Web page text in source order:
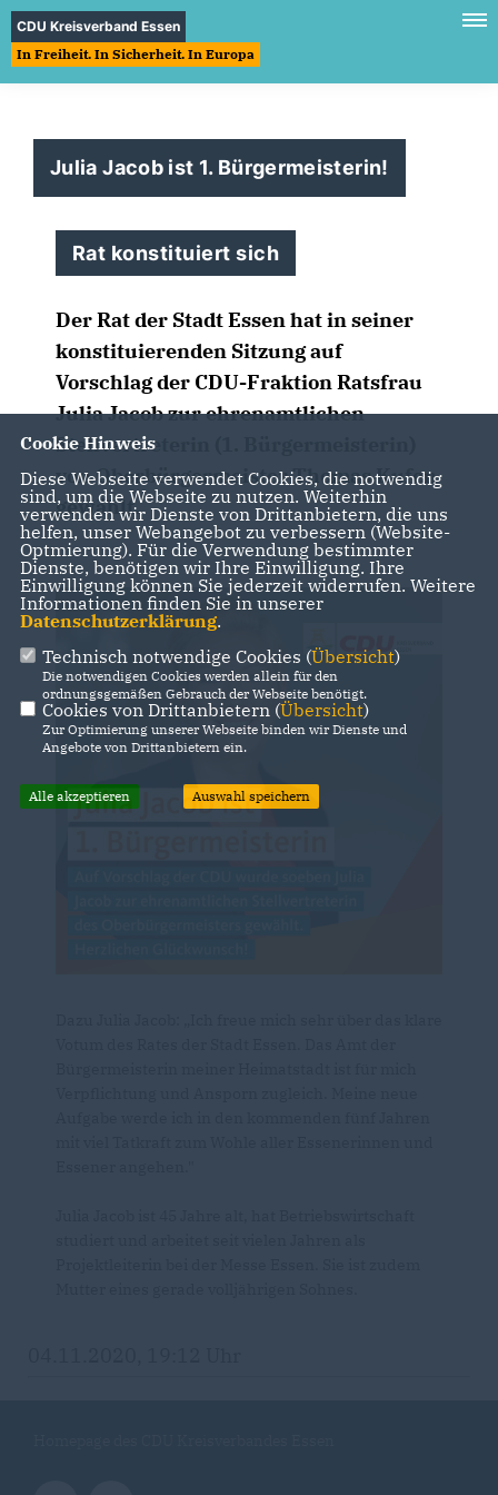
CDU Kreisverband Essen
In Freiheit. In Sicherheit. In Europa
Julia Jacob ist 1. Bürgermeisterin!
Rat konstituiert sich
Der Rat der Stadt Essen hat in seiner
konstituierenden Sitzung auf
Vorschlag der CDU-Fraktion Ratsfrau
Julia Jacob zur ehrenamtlichen
Stellvertreterin (1. Bürgermeisterin)
von Oberbürgermeister Thomas Kufen
gewählt.
Cookie Hinweis
Diese Webseite verwendet Cookies, die notwendig
sind, um die Webseite zu nutzen. Weiterhin
verwenden wir Dienste von Drittanbietern, die uns
helfen, unser Webangebot zu verbessern (Website-
Optmierung). Für die Verwendung bestimmter
Dienste, benötigen wir Ihre Einwilligung. Ihre
Einwilligung können Sie jederzeit widerrufen. Weitere
Informationen finden Sie in unserer
Datenschutzerklärung.
Technisch notwendige Cookies (Übersicht)
Die notwendigen Cookies werden allein für den
ordnungsgemäßen Gebrauch der Webseite benötigt.
Cookies von Drittanbietern (Übersicht)
Zur Optimierung unserer Webseite binden wir Dienste und
Angebote von Drittanbietern ein.
Alle akzeptieren Auswahl speichern